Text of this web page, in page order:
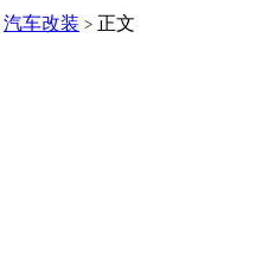
汽车改装 > 正文